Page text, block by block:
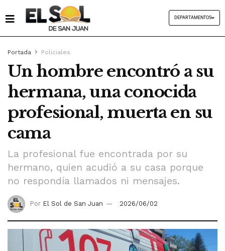
DEPARTAMENTOS
Portada Policiales
Un hombre encontró a su
hermana, una conocida
profesional, muerta en su
cama
La profesional fue encontrada por su
hermano, quien acudió a su casa porque
no respondía llamados ni mensajes.
Por El Sol de San Juan 2026/06/02